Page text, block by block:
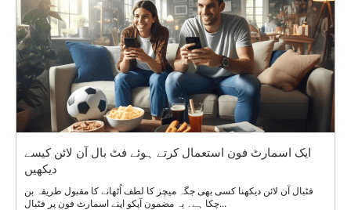
ایک اسمارٹ فون استعمال کرتے ہوئے فٹ بال آن لائن کیسے
دیکھیں
فٹبال آن لائن دیکھنا کسی بھی جگہ میچز کا لطف اُٹھانے کا مقبول طریقہ بن
چکا ہے۔ یہ مضمون آپکو اپنے اسمارٹ فون پر فٹبال...